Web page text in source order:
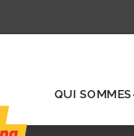
QUI